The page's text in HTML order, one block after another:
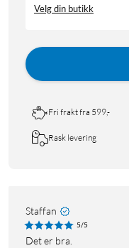
Velg din butikk
Fri frakt fra 599,-
Rask levering
Staffan
5/5
Det er bra.